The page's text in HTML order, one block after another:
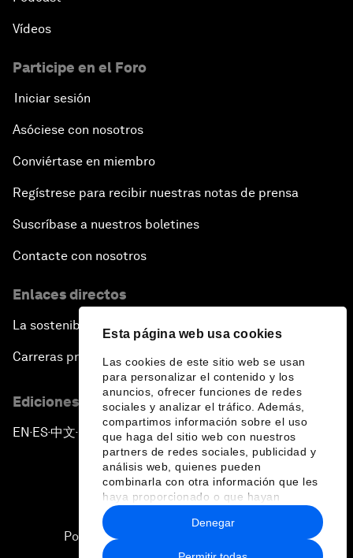
Esta página web usa cookies
Las cookies de este sitio web se usan
para personalizar el contenido y los
anuncios, ofrecer funciones de redes
sociales y analizar el tráfico. Además,
compartimos información sobre el uso
que haga del sitio web con nuestros
partners de redes sociales, publicidad y
análisis web, quienes pueden
combinarla con otra información que les
haya proporcionado o que hayan
recopilado a partir del uso que haya
hecho de sus servicios.
Denegar
Vídeos
Participe en el Foro
Iniciar sesión
Asóciese con nosotros
Conviértase en miembro
Regístrese para recibir nuestras notas de prensa
Suscríbase a nuestros boletines
Contacte con nosotros
Enlaces directos
La sostenibilidad en el Foro
Carreras profesionales
Ediciones en otros idiomas
EN ▪ ES▪中文▪ 日本語
Política de privacidad y normas de uso